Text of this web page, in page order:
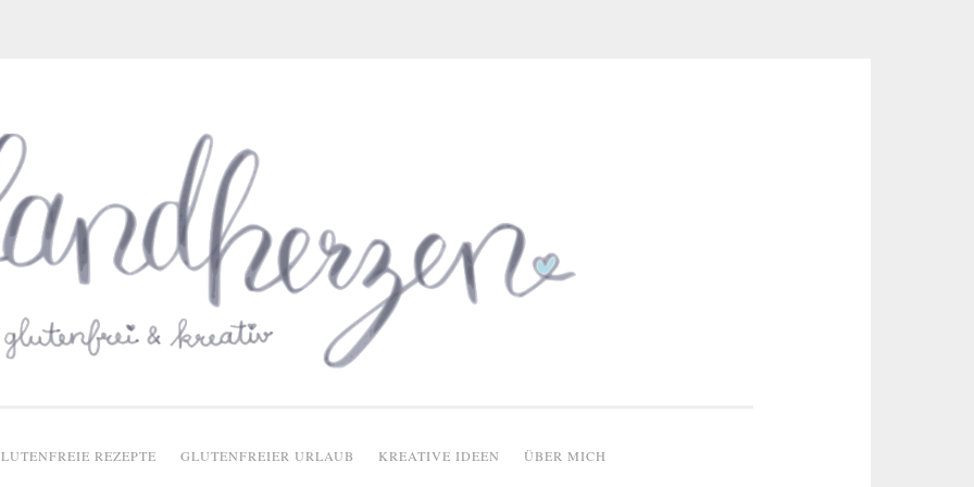
REZEPTE GLUTENFREIER URLAUB KREATIVE IDEEN ÜBER MICH